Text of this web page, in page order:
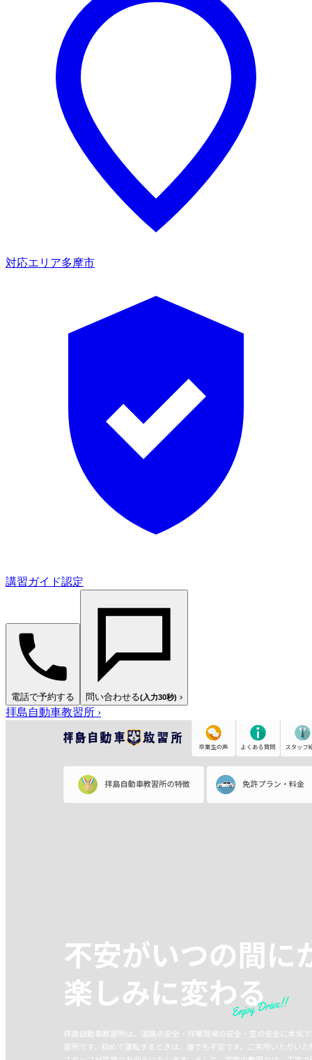
対応エリア多摩市
講習ガイド認定
電話で予約する 問い合わせる(入力30秒) ›
拝島自動車教習所 ›